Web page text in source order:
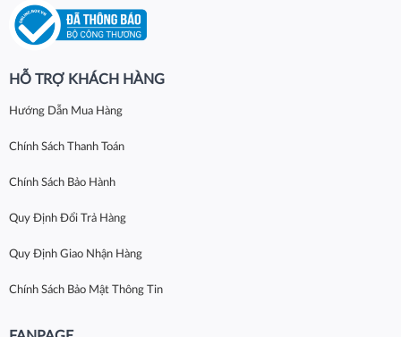
HỖ TRỢ KHÁCH HÀNG
Hướng Dẫn Mua Hàng
Chính Sách Thanh Toán
Chính Sách Bảo Hành
Quy Định Đổi Trả Hàng
Quy Định Giao Nhận Hàng
Chính Sách Bảo Mật Thông Tin